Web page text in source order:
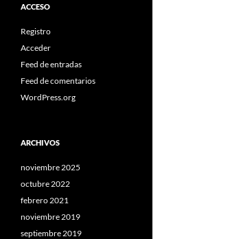
ACCESO
Registro
Acceder
Feed de entradas
Feed de comentarios
WordPress.org
ARCHIVOS
noviembre 2025
octubre 2022
febrero 2021
noviembre 2019
septiembre 2019